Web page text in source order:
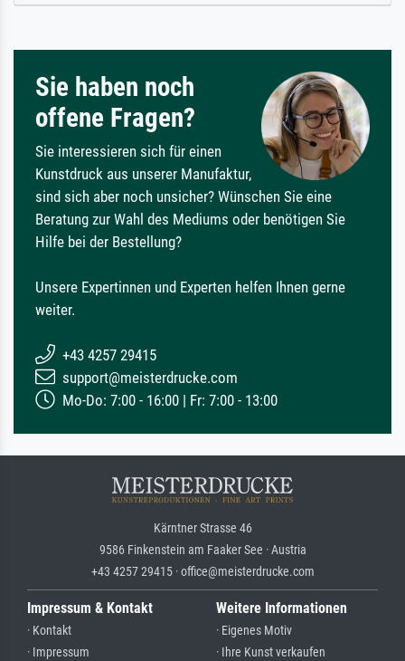
Sie haben noch
offene Fragen?
Sie interessieren sich für einen
Kunstdruck aus unserer Manufaktur,
sind sich aber noch unsicher? Wünschen Sie eine
Beratung zur Wahl des Mediums oder benötigen Sie
Hilfe bei der Bestellung?
Unsere Expertinnen und Experten helfen Ihnen gerne
weiter.
+43 4257 29415
support@meisterdrucke.com
Mo-Do: 7:00 - 16:00 | Fr: 7:00 - 13:00
Kärntner Strasse 46
9586 Finkenstein am Faaker See · Austria
+43 4257 29415 · office@meisterdrucke.com
Impressum & Kontakt
· Kontakt
· Impressum
Weitere Informationen
· Eigenes Motiv
· Ihre Kunst verkaufen